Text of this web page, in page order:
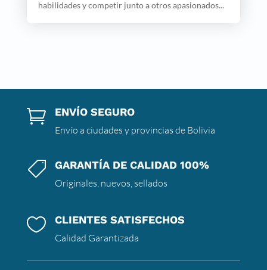
habilidades y competir junto a otros apasionados...
 ENVÍO SEGURO
Envío a ciudades y provincias de Bolivia
 GARANTÍA DE CALIDAD 100%
Originales, nuevos, sellados
 CLIENTES SATISFECHOS
Calidad Garantizada